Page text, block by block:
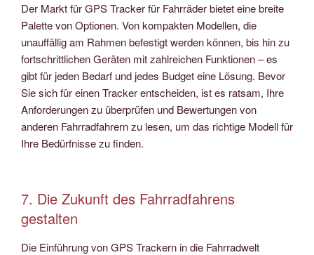
Der Markt für GPS Tracker für Fahrräder bietet eine breite
Palette von Optionen. Von kompakten Modellen, die
unauffällig am Rahmen befestigt werden können, bis hin zu
fortschrittlichen Geräten mit zahlreichen Funktionen – es
gibt für jeden Bedarf und jedes Budget eine Lösung. Bevor
Sie sich für einen Tracker entscheiden, ist es ratsam, Ihre
Anforderungen zu überprüfen und Bewertungen von
anderen Fahrradfahrern zu lesen, um das richtige Modell für
Ihre Bedürfnisse zu finden.
7. Die Zukunft des Fahrradfahrens
gestalten
Die Einführung von GPS Trackern in die Fahrradwelt